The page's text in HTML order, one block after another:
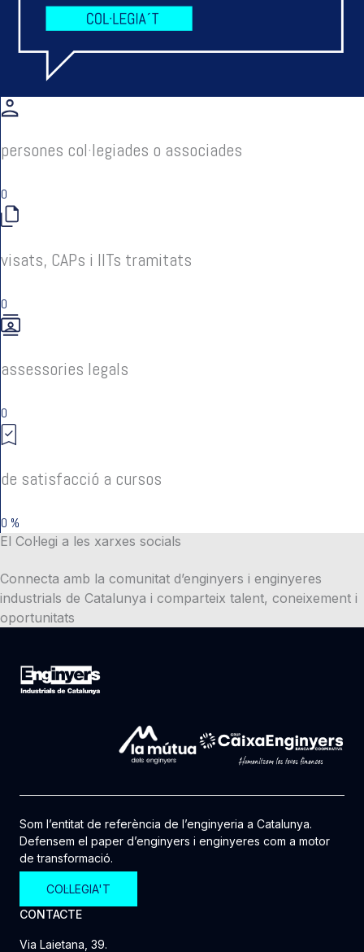
persones col·legiades o associades
0
visats, CAPs i IITs tramitats
0
assessories legals
0
de satisfacció a cursos
0 %
El Col·legi a les xarxes socials
Connecta amb la comunitat d’enginyers i enginyeres
industrials de Catalunya i comparteix talent, coneixement i
oportunitats
Som l’entitat de referència de l’enginyeria a Catalunya.
Defensem el paper d’enginyers i enginyeres com a motor
de transformació.
COL·LEGIA'T
CONTACTE
Via Laietana, 39.